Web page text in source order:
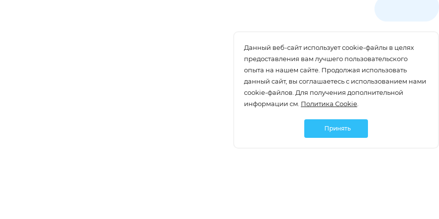
Данный веб-сайт использует cookie-файлы в целях
предоставления вам лучшего пользовательского
опыта на нашем сайте. Продолжая использовать
данный сайт, вы соглашаетесь с использованием нами
cookie-файлов. Для получения дополнительной
информации см. Политика Cookie
Принять